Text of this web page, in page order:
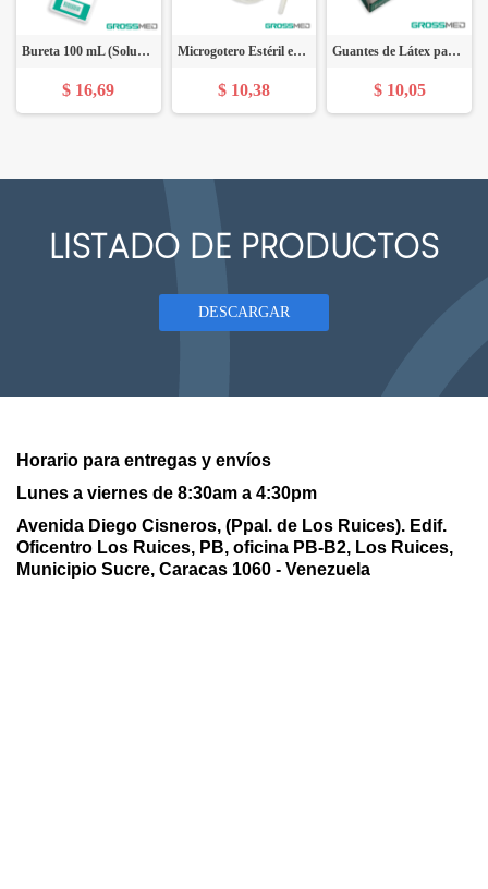
Bureta 100 mL (Solucet) (E) - Paquete x 10 Unidades - GROSSMED
$ 16,69
Microgotero Estéril en Y (60 Gotas) (E) - Paquete x 25 Unidades - GROSSMED
$ 10,38
Guantes de Látex para Examen (Ligeramente Empolvados) - Talla M - Caja x 100 Unidades - GROSSMED
$ 10,05
LISTADO DE PRODUCTOS
DESCARGAR
Horario para entregas y envíos
Lunes a viernes de 8:30am a 4:30pm
Avenida Diego Cisneros, (Ppal. de Los Ruices). Edif.
Oficentro Los Ruices, PB, oficina PB-B2, Los Ruices,
Municipio Sucre, Caracas 1060 - Venezuela